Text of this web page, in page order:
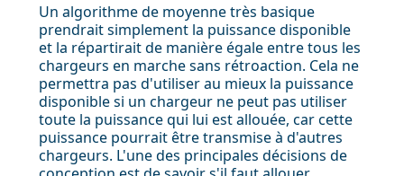
Un algorithme de moyenne très basique
prendrait simplement la puissance disponible
et la répartirait de manière égale entre tous les
chargeurs en marche sans rétroaction. Cela ne
permettra pas d'utiliser au mieux la puissance
disponible si un chargeur ne peut pas utiliser
toute la puissance qui lui est allouée, car cette
puissance pourrait être transmise à d'autres
chargeurs. L'une des principales décisions de